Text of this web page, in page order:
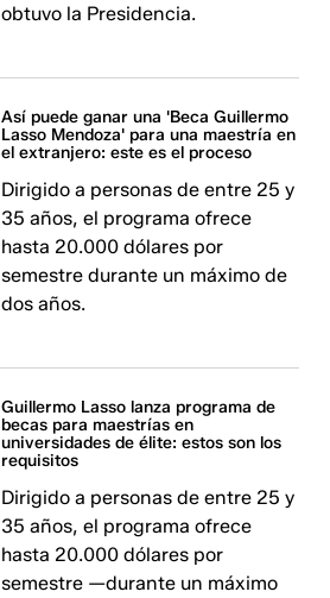
obtuvo la Presidencia.
Así puede ganar una 'Beca Guillermo
Lasso Mendoza' para una maestría en
el extranjero: este es el proceso
Dirigido a personas de entre 25 y
35 años, el programa ofrece
hasta 20.000 dólares por
semestre durante un máximo de
dos años.
Guillermo Lasso lanza programa de
becas para maestrías en
universidades de élite: estos son los
requisitos
Dirigido a personas de entre 25 y
35 años, el programa ofrece
hasta 20.000 dólares por
semestre —durante un máximo